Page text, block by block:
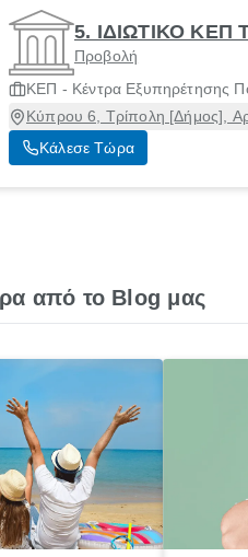
5. ΙΔΙΩΤΙΚΟ ΚΕΠ
Προβολή
ΚΕΠ - Κέντρα Εξυπηρέτησης
Κύπρου 6, Τρίπολη [Δήμος],
Κάλεσε Τώρα
από το Blog μας